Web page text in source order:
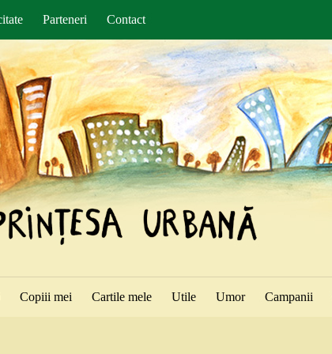
Parteneri Contact
Copiii mei Cartile mele Utile Umor Campanii